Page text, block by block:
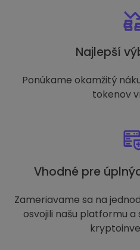
Najlepší
Ponúkame okamžitý
tokenov
Vhodné pre
Zameriavame sa na
osvojili našu platformu